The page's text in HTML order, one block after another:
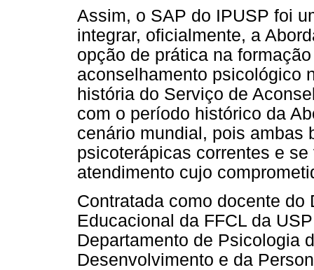
Assim, o SAP do IPUSP foi
integrar, oficialmente, a
opção de prática na
aconselhamento psicológico
história do Serviço de
com o período histórico da
cenário mundial, pois ambas
psicoterápicas correntes e
atendimento cujo
Contratada como docente
Educacional da FFCL da
Departamento de Psicologia
Desenvolvimento e da